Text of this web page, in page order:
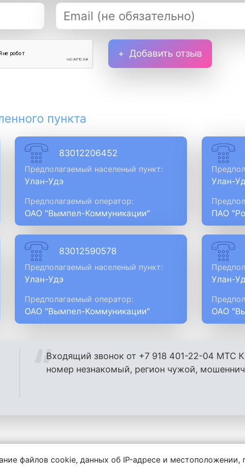
Добавить отзыв
пункта
83012206452
Предполагаемый населеный пункт:
Улан-Удэ
Предполагаемый оператор:
ОАО "Вымпел-Коммуникации"
Улан-
ПАО
83012590578
Предполагаемый населеный пункт:
Улан-Удэ
Предполагаемый оператор:
ОАО "Вымпел-Коммуникации"
Улан-
ОАО
Входящий звонок от +7 918 401-22-04 МТС
номер незнакомый, регион чужой,
за содержание комментариев, любой другой
файлов cookie, данных об IP-адресе и